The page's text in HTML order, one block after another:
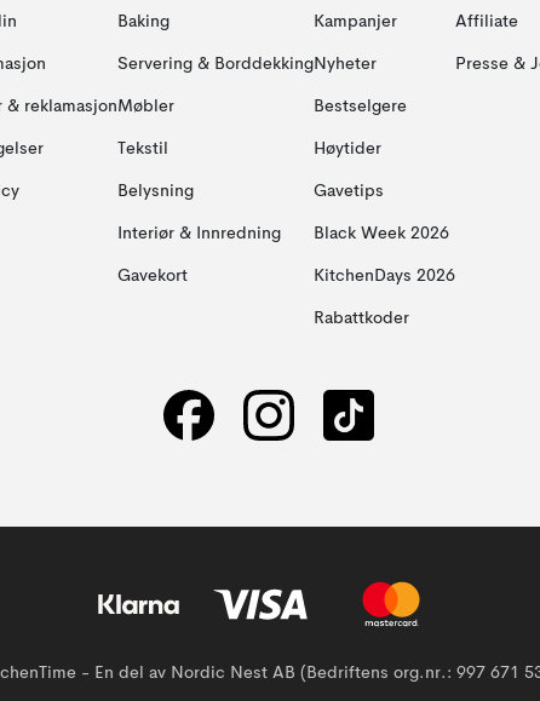
& reklamasjon
Baking
Servering & Borddekking
Møbler
Tekstil
Belysning
Interiør & Innredning
Gavekort
Kampanjer
Nyheter
Bestselgere
Høytider
Gavetips
Black Week 2026
KitchenDays 2026
Rabattkoder
Affiliate
Presse &
- En del av Nordic Nest AB (Bedriftens org.nr.: 997 671